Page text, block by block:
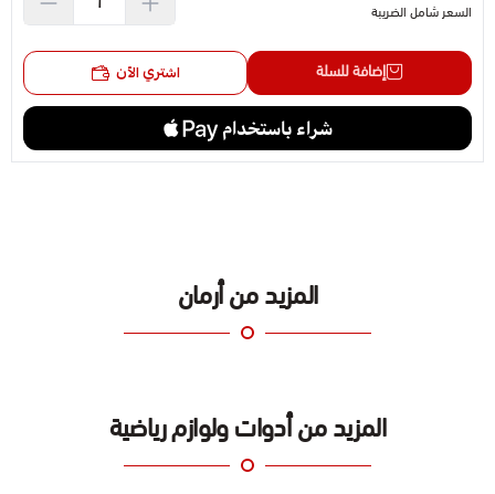
السعر شامل الضريبة
إضافة للسلة اشتري الآن
المزيد من أرمان
المزيد من أدوات ولوازم رياضية